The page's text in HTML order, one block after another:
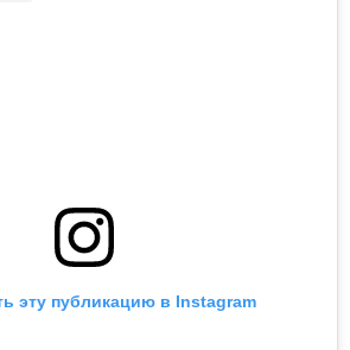
эту публикацию в Instagram